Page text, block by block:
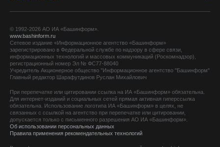
© 1992-2026 АО ИА «Башинформ».
www.bashinform.ru
Сетевое издание «Информационное агентство «Башинформ»
зарегистрировано в Федеральной службе по надзору в сфере связи,
информационных технологий и массовых коммуникаций (Роскомнадзор),
регистрационный номер Эл № ФС77-88040
Учредитель Акционерное общество "Информационное агентство "Башинформ"
Главный редактор Шарафутдинов Руслан Михайлович
При перепечатке или цитировании ссылка на ИА «Башинформ» обязательна.
Для интернет-изданий и социальных сетей прямая активная гиперссылка
обязательна. Использование логотипа ИА «Башинформ» в целях, не
связанных с ссылкой на агентство при перепечатке или цитировании,
допускается только с письменного разрешения АО ИА «Башинформ».
Об использовании персональных данных
Правила применения рекомендательных технологий